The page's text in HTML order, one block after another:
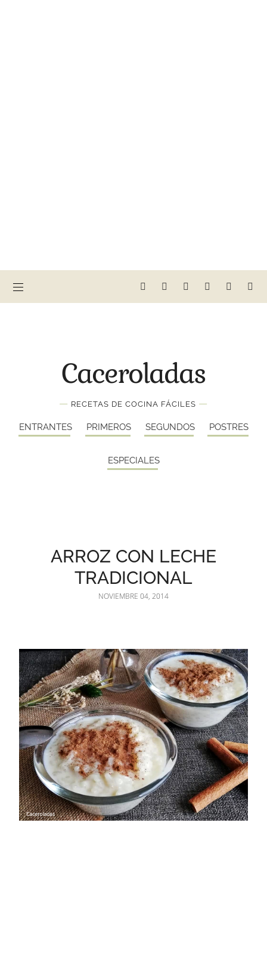
Caceroladas
— RECETAS DE COCINA FÁCILES —
ENTRANTES PRIMEROS SEGUNDOS POSTRES
ESPECIALES
ARROZ CON LECHE
TRADICIONAL
NOVIEMBRE 04, 2014